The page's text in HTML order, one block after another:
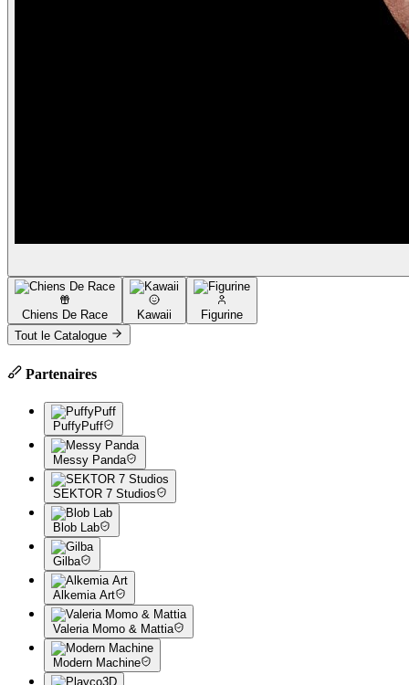
Chiens De Race Kawaii
Figurine
Tout le Catalogue
Partenaires
PuffyPuff
Messy Panda
SEKTOR 7 Studios
Blob Lab
Gilba
Alkemia Art
Valeria Momo & Mattia
Modern Machine